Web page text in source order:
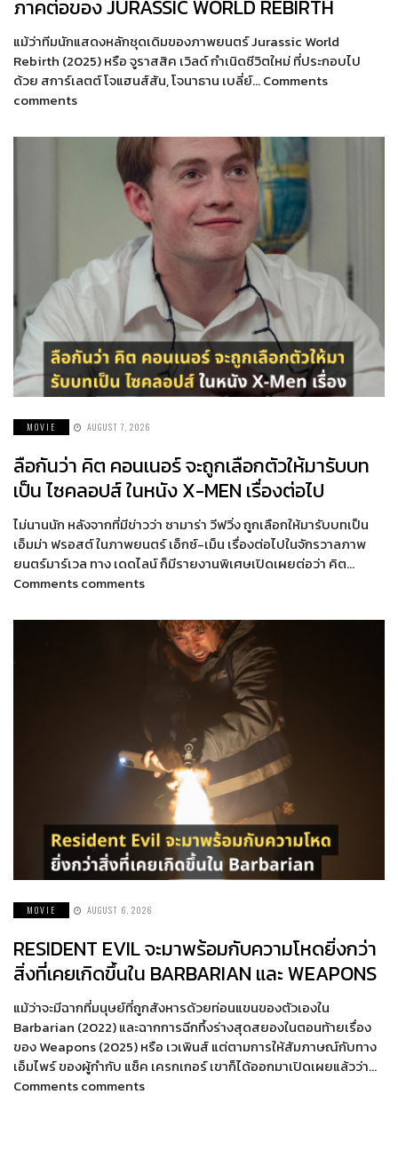
ภาคต่อของ JURASSIC WORLD REBIRTH
แม้ว่าทีมนักแสดงหลักชุดเดิมของภาพยนตร์ Jurassic World
Rebirth (2025) หรือ จูราสสิค เวิลด์ กำเนิดชีวิตใหม่ ที่ประกอบไป
ด้วย สการ์เลตต์ โจแฮนส์สัน, โจนาธาน เบลี่ย์… Comments
comments
MOVIE AUGUST 7, 2026
ลือกันว่า คิต คอนเนอร์ จะถูกเลือกตัวให้มารับบท
เป็น ไซคลอปส์ ในหนัง X-MEN เรื่องต่อไป
ไม่นานนัก หลังจากที่มีข่าวว่า ซามาร่า วีฟวิ่ง ถูกเลือกให้มารับบทเป็น
เอ็มม่า ฟรอสต์ ในภาพยนตร์ เอ็กซ์-เม็น เรื่องต่อไปในจักรวาลภาพ
ยนตร์มาร์เวล ทาง เดดไลน์ ก็มีรายงานพิเศษเปิดเผยต่อว่า คิต…
Comments comments
MOVIE AUGUST 6, 2026
RESIDENT EVIL จะมาพร้อมกับความโหดยิ่งกว่า
สิ่งที่เคยเกิดขึ้นใน BARBARIAN และ WEAPONS
แม้ว่าจะมีฉากที่มนุษย์ที่ถูกสังหารด้วยท่อนแขนของตัวเองใน
Barbarian (2022) และฉากการฉีกทึ้งร่างสุดสยองในตอนท้ายเรื่อง
ของ Weapons (2025) หรือ เวเพินส์ แต่ตามการให้สัมภาษณ์กับทาง
เอ็มไพร์ ของผู้กำกับ แซ็ค เครกเกอร์ เขาก็ได้ออกมาเปิดเผยแล้วว่า…
Comments comments